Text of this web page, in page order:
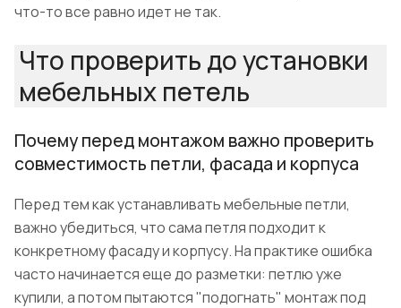
что-то все равно идет не так.
Что проверить до установки
мебельных петель
Почему перед монтажом важно проверить
совместимость петли, фасада и корпуса
Перед тем как устанавливать мебельные петли,
важно убедиться, что сама петля подходит к
конкретному фасаду и корпусу. На практике ошибка
часто начинается еще до разметки: петлю уже
купили, а потом пытаются "подогнать" монтаж под